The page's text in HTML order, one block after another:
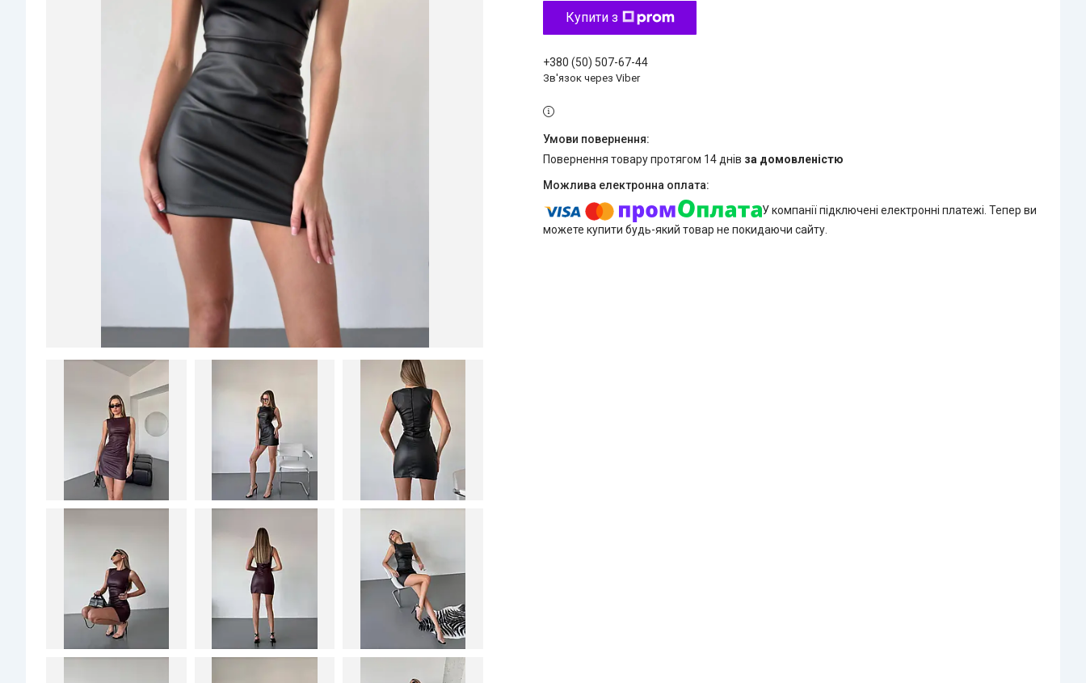
Купити з
+380 (50) 507-67-44
Зв'язок через Viber
повернення товару протягом 14 днів за домовленістю
У компанії підключені електронні платежі. Тепер ви
можете купити будь-який товар не покидаючи сайту.